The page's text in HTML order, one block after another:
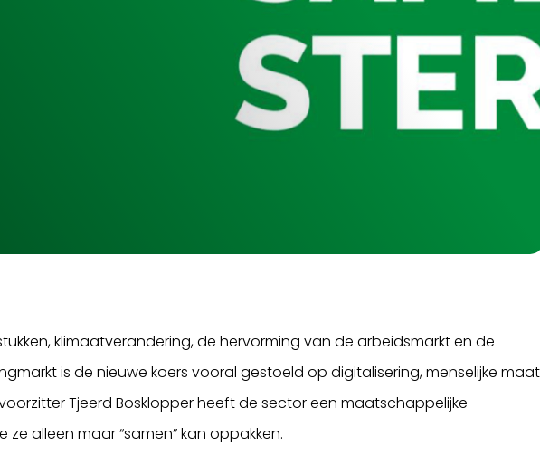
klimaatverandering, de hervorming van de arbeidsmarkt en de
is de nieuwe koers vooral gestoeld op digitalisering, menselijke maat
Tjeerd Bosklopper heeft de sector een maatschappelijke
alleen maar “samen” kan oppakken.